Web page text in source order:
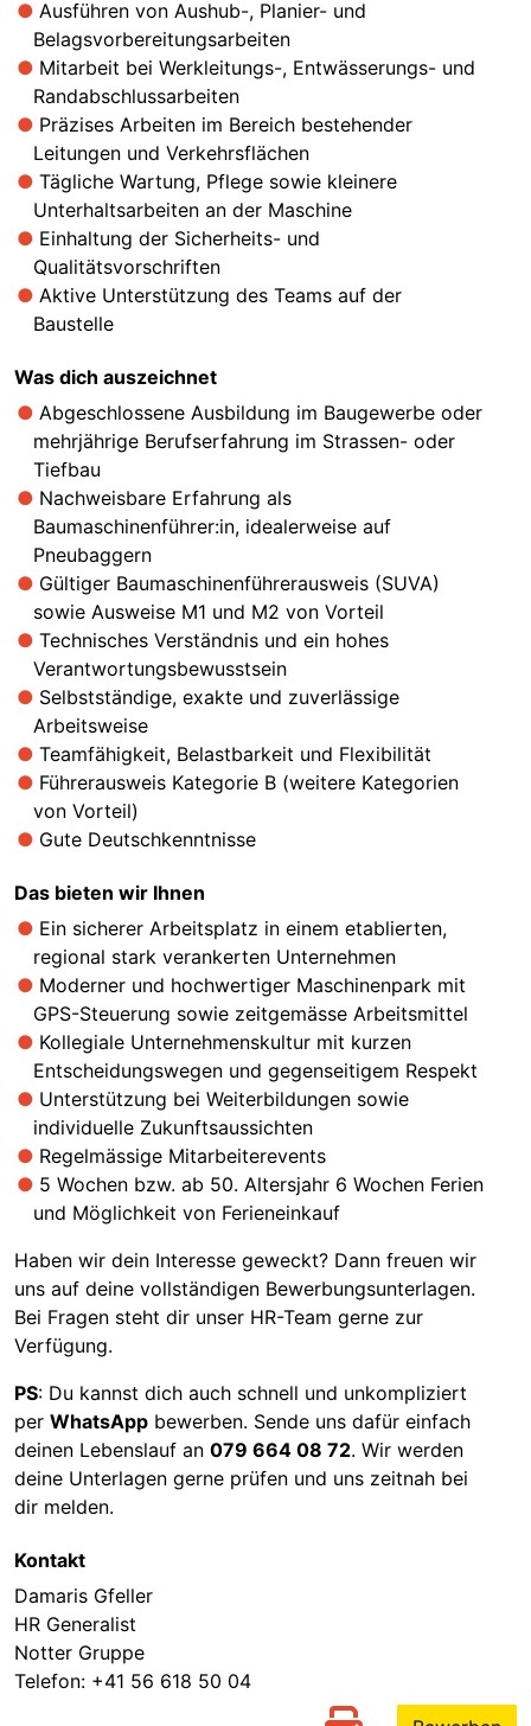
Ausführen von Aushub-, Planier- und
Belagsvorbereitungsarbeiten
Mitarbeit bei Werkleitungs-, Entwässerungs- und
Randabschlussarbeiten
Präzises Arbeiten im Bereich bestehender
Leitungen und Verkehrsflächen
Tägliche Wartung, Pflege sowie kleinere
Unterhaltsarbeiten an der Maschine
Einhaltung der Sicherheits- und
Qualitätsvorschriften
Aktive Unterstützung des Teams auf der
Baustelle
Was dich auszeichnet
Abgeschlossene Ausbildung im Baugewerbe oder
mehrjährige Berufserfahrung im Strassen- oder
Tiefbau
Nachweisbare Erfahrung als
Baumaschinenführer:in, idealerweise auf
Pneubaggern
Gültiger Baumaschinenführerausweis (SUVA)
sowie Ausweise M1 und M2 von Vorteil
Technisches Verständnis und ein hohes
Verantwortungsbewusstsein
Selbstständige, exakte und zuverlässige
Arbeitsweise
Teamfähigkeit, Belastbarkeit und Flexibilität
Führerausweis Kategorie B (weitere Kategorien
von Vorteil)
Gute Deutschkenntnisse
Das bieten wir Ihnen
Ein sicherer Arbeitsplatz in einem etablierten,
regional stark verankerten Unternehmen
Moderner und hochwertiger Maschinenpark mit
GPS-Steuerung sowie zeitgemässe Arbeitsmittel
Kollegiale Unternehmenskultur mit kurzen
Entscheidungswegen und gegenseitigem Respekt
Unterstützung bei Weiterbildungen sowie
individuelle Zukunftsaussichten
Regelmässige Mitarbeiterevents
5 Wochen bzw. ab 50. Altersjahr 6 Wochen Ferien
und Möglichkeit von Ferieneinkauf
Haben wir dein Interesse geweckt? Dann freuen wir
uns auf deine vollständigen Bewerbungsunterlagen.
Bei Fragen steht dir unser HR-Team gerne zur
Verfügung.
PS: Du kannst dich auch schnell und unkompliziert
per WhatsApp bewerben. Sende uns dafür einfach
deinen Lebenslauf an 079 664 08 72. Wir werden
deine Unterlagen gerne prüfen und uns zeitnah bei
dir melden.
Kontakt
Damaris Gfeller
HR Generalist
Notter Gruppe
Telefon: +41 56 618 50 04